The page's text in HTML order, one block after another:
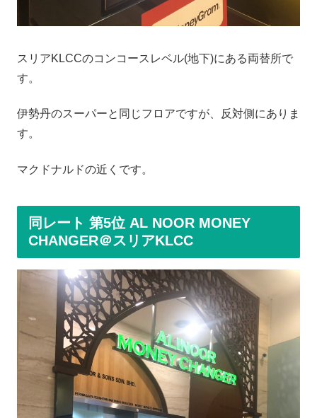
スリアKLCCのコンコースレベル(地下)にある両替所で
す。
伊勢丹のスーパーと同じフロアですが、反対側にありま
す。
マクドナルドの近くです。
同レート 第5位 AL NOOR MONEY
CHANGER＠スリアKLCC